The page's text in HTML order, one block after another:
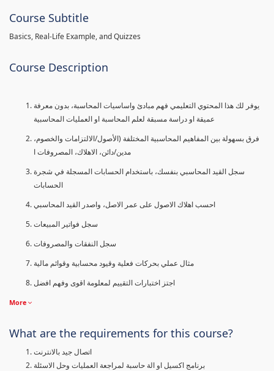
Course Subtitle
Basics, Real-Life Example, and Quizzes
Course Description
يوفر لك هذا المحتوي التعليمي فهم مبادئ واساسيات المحاسبة، بدون معرفة
عميقة او دراسة مسبقة لعلم المحاسبة او العمليات المحاسبية
فرق بسهولة بين المفاهيم المحاسبية المختلفة (الأصول/الالتزامات والخصوم،
مدين/دائن، الاهلاك، المصروفات ا
سجل القيد المحاسبي بنفسك، باستخدام الحسابات المسجلة في شجرة
الحسابات
احسب اهلاك الاصول على عمر الاصل، واصدر القيد المحاسبي
سجل فواتير المبيعات
سجل النفقات والمصروفات
مثال عملي بحركات فعلية وقيود محسابية وقوائم مالية
اجتز اختبارات التقييم لمعلومة اقوى وفهم افضل
More
What are the requirements for this course?
اتصال جيد بالانترنت
برنامج اكسيل او الة حاسبة لمراجعة العمليات وحل الاسئلة